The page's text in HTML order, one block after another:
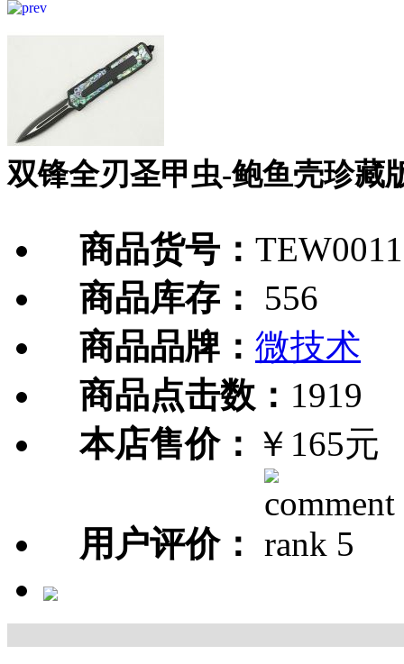
双锋全刃圣甲虫-鲍鱼壳珍藏
商品货号：
商品库存：
556
商品品牌： 微技术
商品点击数： 1919
本店售价： ￥165元
用户评价：